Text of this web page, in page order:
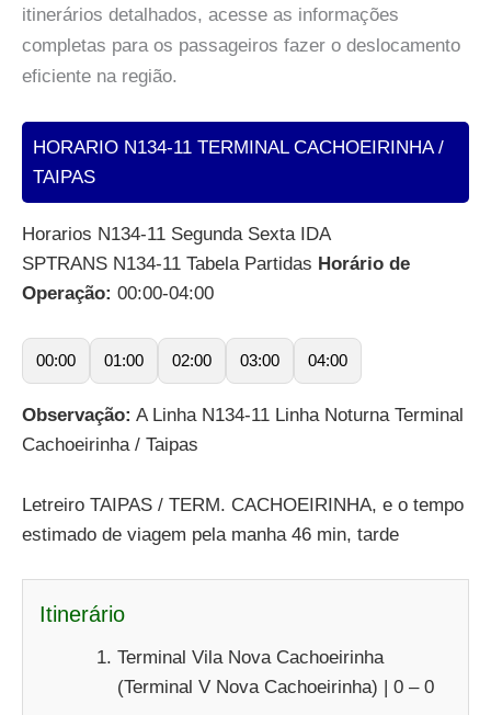
itinerários detalhados, acesse as informações
completas para os passageiros fazer o deslocamento
eficiente na região.
HORARIO N134-11 TERMINAL CACHOEIRINHA /
TAIPAS
Horarios N134-11 Segunda Sexta IDA
SPTRANS N134-11 Tabela Partidas Horário de
Operação: 00:00-04:00
00:00 01:00 02:00 03:00 04:00
Observação: A Linha N134-11 Linha Noturna Terminal
Cachoeirinha / Taipas
Letreiro TAIPAS / TERM. CACHOEIRINHA, e o tempo
estimado de viagem pela manha 46 min, tarde
Itinerário
Terminal Vila Nova Cachoeirinha
(Terminal V Nova Cachoeirinha) | 0 – 0